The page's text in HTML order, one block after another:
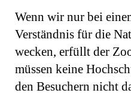
Wenn wir nur bei
Verständnis für die
wecken, erfüllt der
müssen keine
den Besuchern nicht